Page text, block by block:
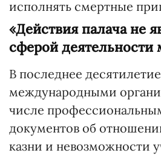
исполнять смертные
«Действия палача не
сферой
В последнее десятилетие
международными
числе
документов об
казни и невозможности